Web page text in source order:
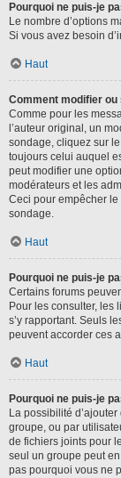
Pourquoi ne puis-je
Le nombre d’options
Si vous avez besoin
Haut
Comment modifier
Comme pour les
l’auteur original, un
sondage, cliquez sur
toujours celui auquel
peut modifier une
modérateurs et les
Ceci pour empêcher
sondage.
Haut
Pourquoi ne puis-je
Certains forums
Pour les consulter, les
s’y rapportant. Seuls
peuvent accorder ces
Haut
Pourquoi ne puis-je
La possibilité
groupe, ou par
de fichiers joints pour
seul un groupe peut
pas pourquoi vous ne